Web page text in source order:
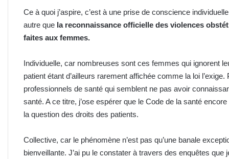
Ce à quoi j’aspire, c’est à une prise de conscience
autre que la reconnaissance officielle des violences
faites aux femmes.
Individuelle, car nombreuses sont ces femmes qui ignorent
patient étant d’ailleurs rarement affichée comme la loi
professionnels de santé qui semblent ne pas avoir
santé. A ce titre, j’ose espérer que le Code de la santé
la question des droits des patients.
Collective, car le phénomène n’est pas qu’une banale
bienveillante. J’ai pu le constater à travers des enquêtes